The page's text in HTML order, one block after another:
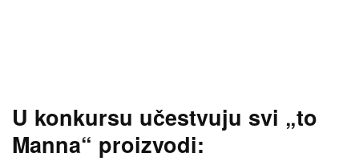
U konkursu učestvuju svi „to
Manna“ proizvodi: